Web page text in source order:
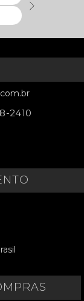
2410